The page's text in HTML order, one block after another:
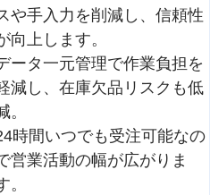
や手入力を削減し、信頼性
向上します。
ータ一元管理で作業負担を
減し、在庫欠品リスクも低
。
時間いつでも受注可能なの
営業活動の幅が広がりま
。